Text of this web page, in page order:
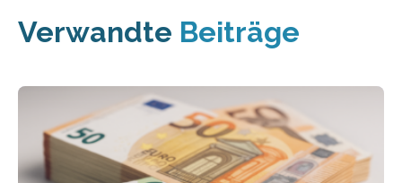
Verwandte Beiträge